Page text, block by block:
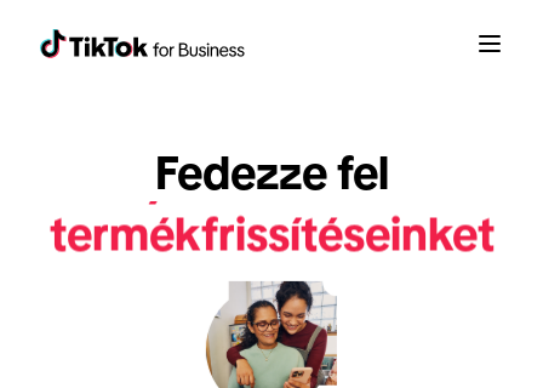
Fedezze fel
termékfrissítéseinket
jelentéseinket